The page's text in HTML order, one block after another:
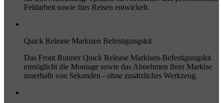
Feldarbeit sowie fürs Reisen entwickelt.
Quick Release Markisen Befestigungskit
Das Front Runner Quick Release Markisen-Befestigungskit
ermöglicht die Montage sowie das Abnehmen Ihrer Markise
innerhalb von Sekunden - ohne zusätzliches Werkzeug.